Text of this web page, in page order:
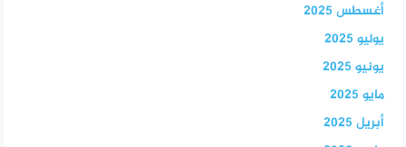
أغسطس 2025
يوليو 2025
يونيو 2025
مايو 2025
أبريل 2025